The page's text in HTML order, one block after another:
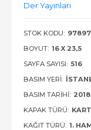
Der Yayınları
STOK KODU:
BOYUT: 16 X 23,5
SAYFA SAYISI: 516
BASIM YERI:
BASIM TARIHI: 2018
KAPAK TÜRÜ:
KAĞIT TÜRÜ: 1.